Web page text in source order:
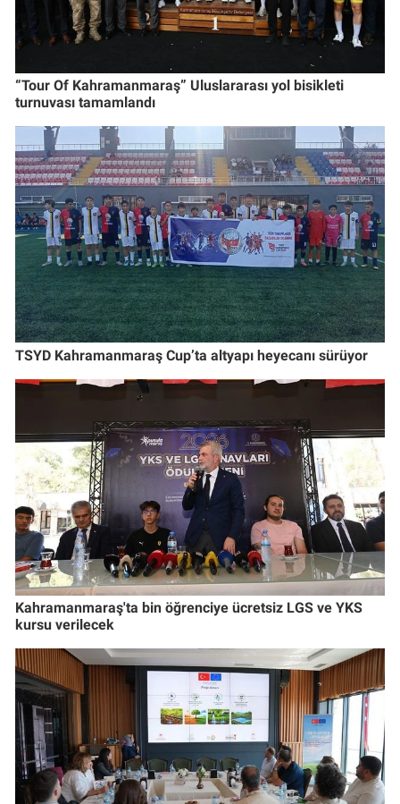
“Tour Of Kahramanmaraş” Uluslararası yol bisikleti
turnuvası tamamlandı
TSYD Kahramanmaraş Cup’ta altyapı heyecanı sürüyor
Kahramanmaraş'ta bin öğrenciye ücretsiz LGS ve YKS
kursu verilecek